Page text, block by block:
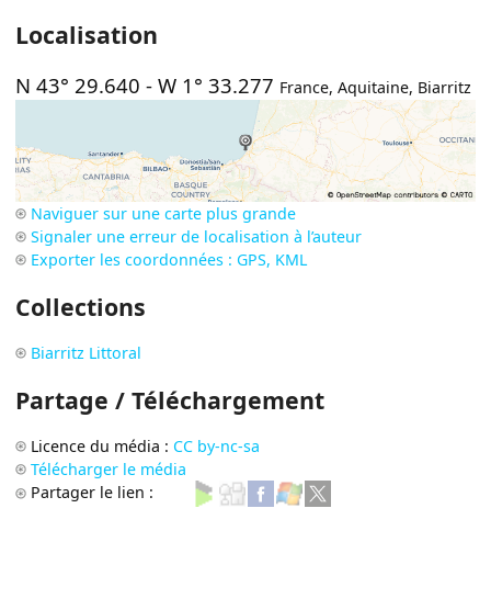
Localisation
N 43° 29.640 -W 1° 33.277 France,Aquitaine, Biarritz
Naviguer sur une carte plus grande
Signaler une erreur de localisation à l’auteur
Exporter les coordonnées : GPS, KML
Collections
Biarritz Littoral
Partage / Téléchargement
Licence du média : CC by-nc-sa
Télécharger le média
Partager le lien :